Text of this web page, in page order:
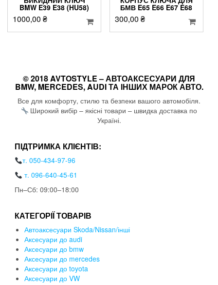
BMW E39 E38 (HU58)
1000,00 ₴
БМВ E65 E66 E67 E68
300,00 ₴
© 2018 AVTOSTYLE – АВТОАКСЕСУАРИ ДЛЯ
BMW, MERCEDES, AUDI ТА ІНШИХ МАРОК АВТО.
Все для комфорту, стилю та безпеки вашого автомобіля.
Широкий вибір – якісні товари – швидка доставка по
Україні.
ПІДТРИМКА КЛІЄНТІВ:
т. 050-434-97-96
т. 096-640-45-61
Пн–Сб: 09:00–18:00
КАТЕГОРІЇ ТОВАРІВ
Автоаксесуари Skoda/Nissan/інші
Аксесуари до audi
Аксесуари до bmw
Аксесуари до mercedes
Аксесуари до toyota
Аксесуари до VW